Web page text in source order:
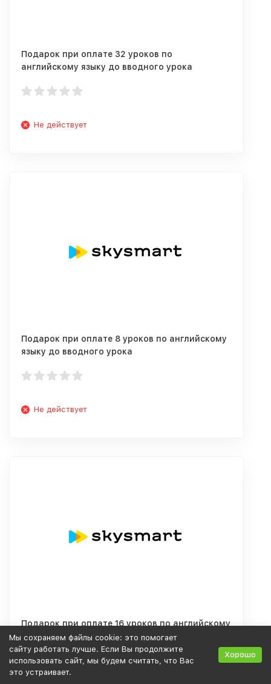
Подарок при оплате 32 уроков по
английскому языку до вводного урока
Не действует
Подарок при оплате 8 уроков по английскому
языку до вводного урока
Не действует
Подарок при оплате 16 уроков по английскому
языку до вводного урока
Мы сохраняем файлы cookie: это помогает
сайту работать лучше. Если Вы продолжите
использовать сайт, мы будем считать, что Вас
это устраивает.
Хорошо